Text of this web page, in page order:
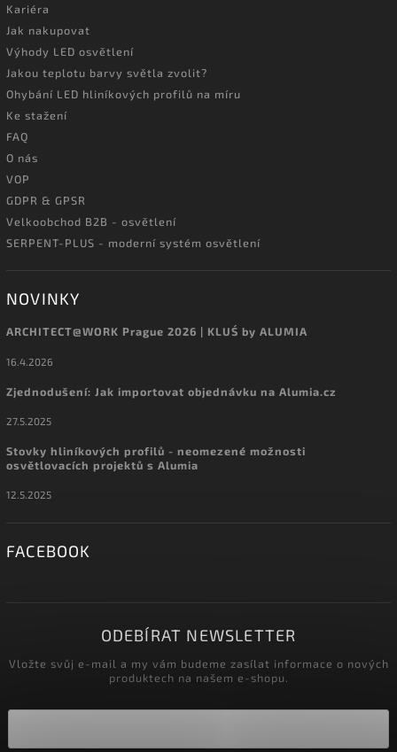
Kariéra
Jak nakupovat
Výhody LED osvětlení
Jakou teplotu barvy světla zvolit?
Ohybání LED hliníkových profilů na míru
Ke stažení
FAQ
O nás
VOP
GDPR & GPSR
Velkoobchod B2B - osvětlení
SERPENT-PLUS - moderní systém osvětlení
NOVINKY
ARCHITECT@WORK Prague 2026 | KLUŚ by ALUMIA
16.4.2026
Zjednodušení: Jak importovat objednávku na Alumia.cz
27.5.2025
Stovky hliníkových profilů - neomezené možnosti
osvětlovacích projektů s Alumia
12.5.2025
FACEBOOK
ODEBÍRAT NEWSLETTER
Vložte svůj e-mail a my vám budeme zasílat informace o nových
produktech na našem e-shopu.